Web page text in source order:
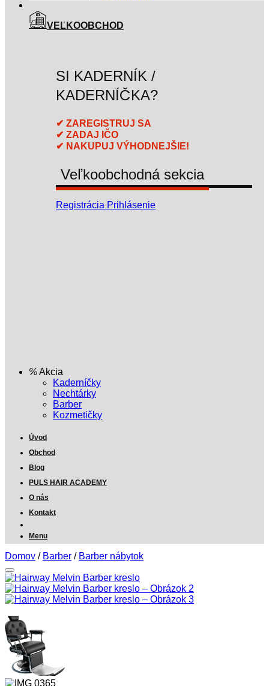
VEĽKOOBCHOD
SI KADERNÍK /
KADERNÍČKA?
✔ ZAREGISTRUJ SA
✔ ZADAJ IČO
✔ NAKUPUJ VÝHODNEJŠIE!
Veľkoobchodná sekcia
Registrácia Prihlásenie
Akcia
Kaderníčky
Nechtárky
Barber
Kozmetičky
Úvod
Obchod
Blog
PULS HAIR ACADEMY
O nás
Kontakt
Menu
Domov / Barber / Barber nábytok